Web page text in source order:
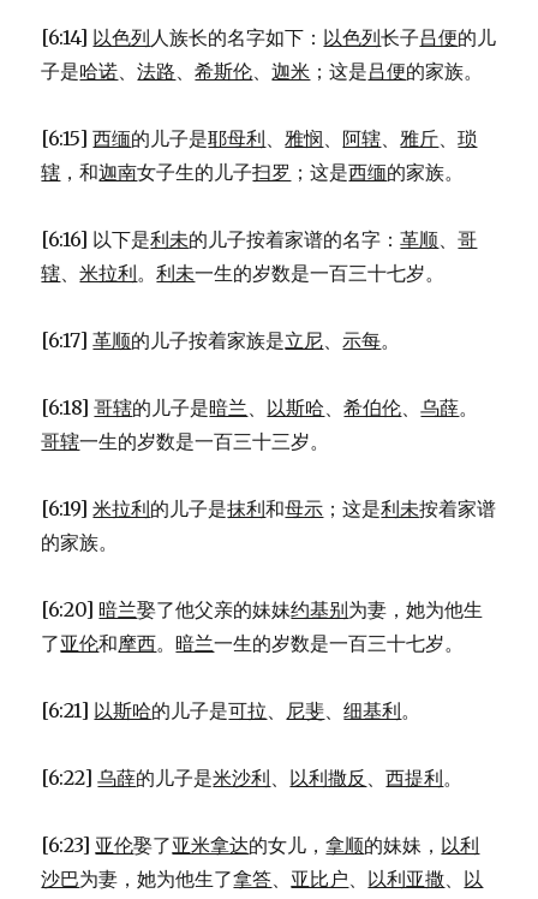
(GEN
46:1-
[6:14] 以色列人族长的名字如下： 以色列长子吕便的儿
子是哈诺、法路、希斯伦、迦米 ；这是吕便的家族。
[6:15]西缅的儿子是耶母利、雅悯、 阿辖、雅斤、琐
辖 ，和迦南女子生的儿子扫罗 ；这是西缅的家族。
[6:16] 以下是利未的儿子按着家谱的名字：革顺、哥
辖、米拉利。利未一生的岁数是一百三十七岁。
[6:17]革顺的儿子按着家族是立尼、示每。
[6:18]哥辖的儿子是暗兰、 以斯哈、希伯伦、乌薛。
哥辖一生的岁数是一百三十三岁。
[6:19]米拉利的儿子是抹利和母示 ；这是利未按着家谱
的家族。
[6:20]暗兰娶了他父亲的妹妹约基别为妻，她为他生
了亚伦和摩西。暗兰一生的岁数是一百三十七岁。
[6:21] 以斯哈的儿子是可拉、 尼斐、细基利。
[6:22]乌薛的儿子是米沙利、 以利撒反 、西提利。
[6:23] 亚伦娶了亚米拿达的女儿，拿顺的妹妹， 以利
沙巴为妻，她为他生了拿答、 亚比户、 以利亚撒、 以